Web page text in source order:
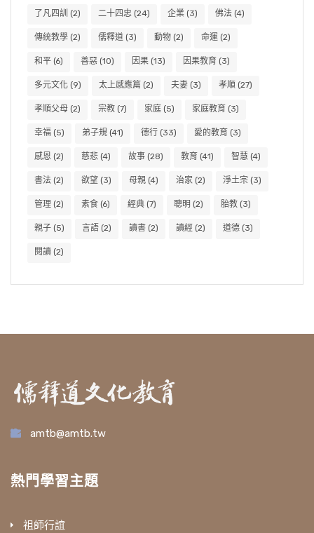
了凡四訓 (2) 二十四忠 (24) 企業 (3) 佛法 (4)
傳統教學 (2) 儒釋道 (3) 動物 (2) 命運 (2)
和平 (6) 善惡 (10) 因果 (13) 因果教育 (3)
多元文化 (9) 太上感應篇 (2) 夫妻 (3) 孝順 (27)
孝順父母 (2) 宗教 (7) 家庭 (5) 家庭教育 (3)
幸福 (5) 弟子規 (41) 德行 (33) 愛的教育 (3)
感恩 (2) 慈悲 (4) 故事 (28) 教育 (41) 智慧 (4)
書法 (2) 欲望 (3) 母親 (4) 治家 (2) 淨土宗 (3)
管理 (2) 素食 (6) 經典 (7) 聰明 (2) 胎教 (3)
親子 (5) 言語 (2) 讀書 (2) 讀經 (2) 道德 (3)
閱讀 (2)
amtb@amtb.tw
熱門學習主題
祖師行誼